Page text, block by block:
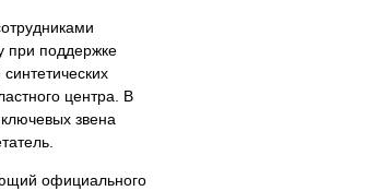
при поддержке
центра. В
звена
официального